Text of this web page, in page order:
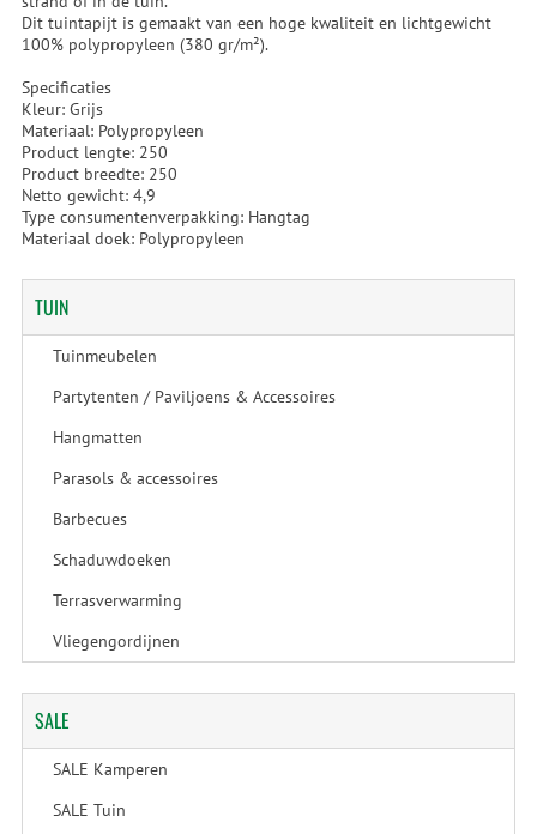
Dit tuintapijt is gemaakt van een hoge kwaliteit en lichtgewicht
100% polypropyleen (380 gr/m²).
Specificaties
Kleur: Grijs
Materiaal: Polypropyleen
Product lengte: 250
Product breedte: 250
Netto gewicht: 4,9
Type consumentenverpakking: Hangtag
Materiaal doek: Polypropyleen
TUIN
Tuinmeubelen
Partytenten / Paviljoens & Accessoires
Hangmatten
Parasols & accessoires
Barbecues
Schaduwdoeken
Terrasverwarming
Vliegengordijnen
SALE
SALE Kamperen
SALE Tuin